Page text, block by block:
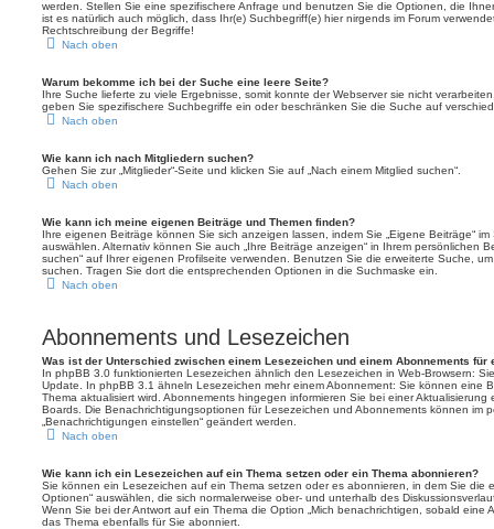
werden. Stellen Sie eine spezifischere Anfrage und benutzen Sie die Optionen, die
ist es natürlich auch möglich, dass Ihr(e) Suchbegriff(e) hier nirgends im Forum
Rechtschreibung der Begriffe!
Nach oben
Warum bekomme ich bei der Suche eine leere Seite?
Ihre Suche lieferte zu viele Ergebnisse, somit konnte der Webserver sie nicht
geben Sie spezifischere Suchbegriffe ein oder beschränken Sie die Suche auf
Nach oben
Wie kann ich nach Mitgliedern suchen?
Gehen Sie zur „Mitglieder“-Seite und klicken Sie auf „Nach einem Mitglied suchen“.
Nach oben
Wie kann ich meine eigenen Beiträge und Themen finden?
Ihre eigenen Beiträge können Sie sich anzeigen lassen, indem Sie „Eigene Beiträge“
auswählen. Alternativ können Sie auch „Ihre Beiträge anzeigen“ in Ihrem persönlichen
suchen“ auf Ihrer eigenen Profilseite verwenden. Benutzen Sie die erweiterte Suche,
suchen. Tragen Sie dort die entsprechenden Optionen in die Suchmaske ein.
Nach oben
Abonnements und Lesezeichen
Was ist der Unterschied zwischen einem Lesezeichen und einem Abonnements für
In phpBB 3.0 funktionierten Lesezeichen ähnlich den Lesezeichen in Web-Browsern:
Update. In phpBB 3.1 ähneln Lesezeichen mehr einem Abonnement: Sie können eine
Thema aktualisiert wird. Abonnements hingegen informieren Sie bei einer
Boards. Die Benachrichtigungsoptionen für Lesezeichen und Abonnements können im
„Benachrichtigungen einstellen“ geändert werden.
Nach oben
Wie kann ich ein Lesezeichen auf ein Thema setzen oder ein Thema abonnieren?
Sie können ein Lesezeichen auf ein Thema setzen oder es abonnieren, in dem Sie die
Optionen“ auswählen, die sich normalerweise ober- und unterhalb des
Wenn Sie bei der Antwort auf ein Thema die Option „Mich benachrichtigen, sobald eine
das Thema ebenfalls für Sie abonniert.